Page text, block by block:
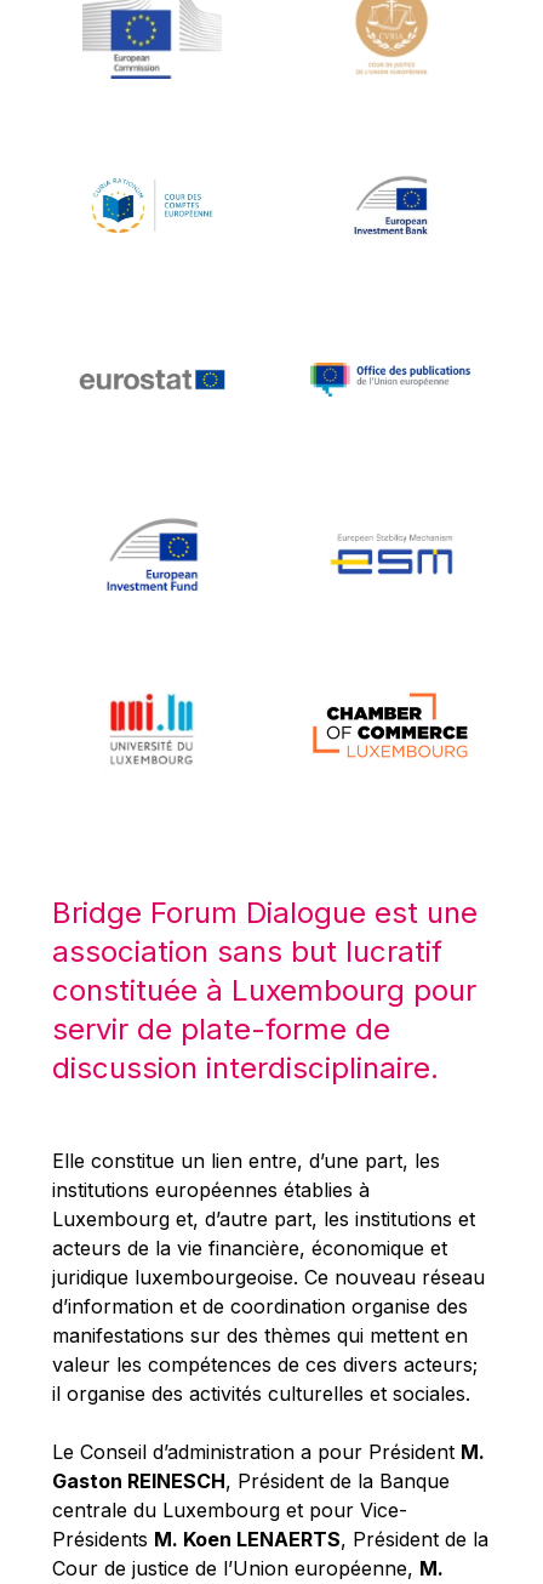
Jean-Louis Schiltz
Jean-Victor Louis
Johnny Åkerholm
Katharien L.C. Hunt
Klaus-Heiner Lehne
Koen LENAERTS
Lars Heikensten
Lucas Papademos
Máire Geoghegan-Quinn
Mario Centeno
Mario Monti
Maroš ŠEFČOVIČ
Martin Bailey
Martine Reicherts
Michael Sohlman
Michel Goedert
Mireille Delmas-Marty
Nobuo Tanaka
Otmar Issing
Paolo Mengozzi
Paschal Donohoe
Pat Cox
Patrizia Nanz
Philippe Maystadt
Pierre Gramegna
Bridge Forum Dialogue est une
association sans but lucratif
constituée à Luxembourg pour
servir de plate-forme de
discussion interdisciplinaire.
Elle constitue un lien entre, d’une part, les
institutions européennes établies à
Luxembourg et, d’autre part, les institutions et
acteurs de la vie financière, économique et
juridique luxembourgeoise. Ce nouveau réseau
d’information et de coordination organise des
manifestations sur des thèmes qui mettent en
valeur les compétences de ces divers acteurs;
il organise des activités culturelles et sociales.
Le Conseil d’administration a pour Président M.
Gaston REINESCH, Président de la Banque
centrale du Luxembourg et pour Vice-
Présidents M. Koen LENAERTS, Président de la
Cour de justice de l’Union européenne, M.